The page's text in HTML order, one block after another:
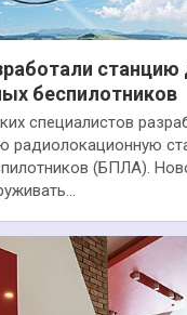
станцию
беспилотников
специалистов
радиолокационную
(БПЛА).